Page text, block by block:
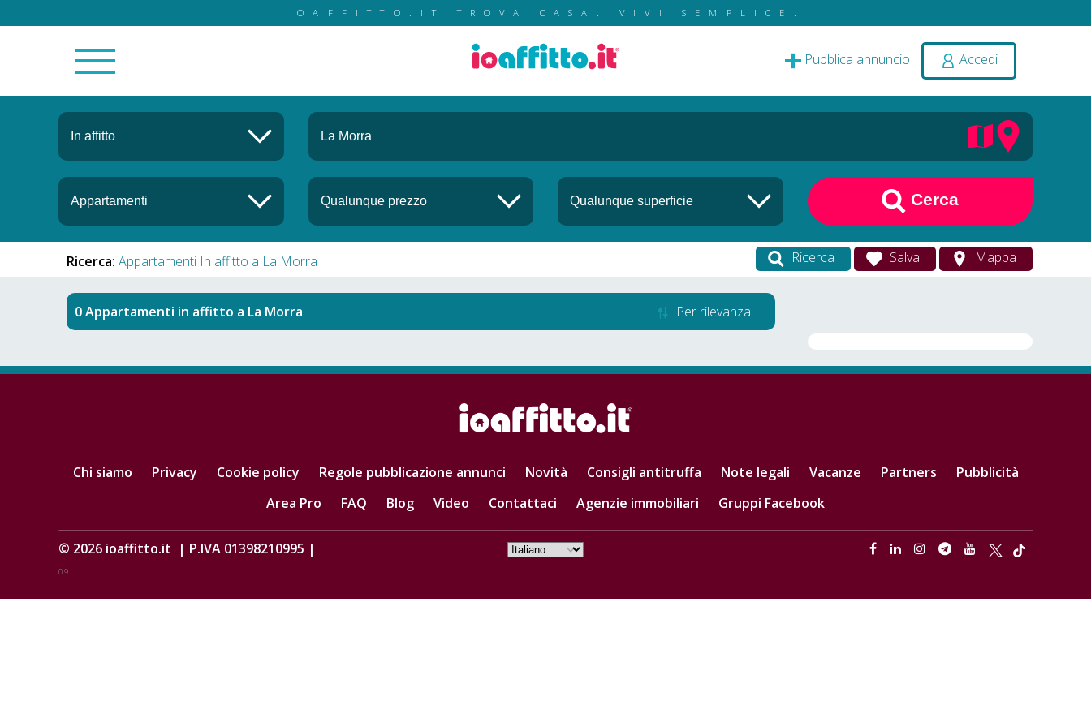
IOAFFITTO.IT TROVA CASA. VIVI SEMPLICE.
Pubblica annuncio Accedi
Cerca
Ricerca: Appartamenti In affitto a La Morra Ricerca Salva Mappa
Appartamenti in affitto a La Morra Per rilevanza
Chi siamo Privacy Cookie policy Regole pubblicazione annunci Novità Consigli antitruffa Note legali Vacanze Partners
Pubblicità
Area Pro
FAQ Blog Video Contattaci Agenzie immobiliari Gruppi Facebook
© 2026 ioaffitto.it | P.IVA 01398210995 |
0.9